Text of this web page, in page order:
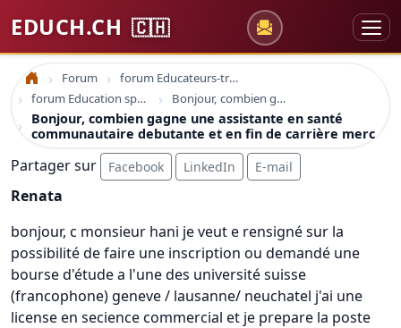
EDUCH.CH 🇨🇭
Accueil Forum
forum Educateurs-trices sociaux
forum Education spécialisée formation
Bonjour, combien gagne une assistante en santé communautaire debutante et en fin de carrière merc
Bonjour, combien gagne une assistante en santé
communautaire debutante et en fin de carrière merc
Partager sur Facebook LinkedIn E-mail
Renata
bonjour, c monsieur hani je veut e rensigné sur la
possibilité de faire une inscription ou demandé une
bourse d'étude a l'une des université suisse
(francophone) geneve / lausanne/ neuchatel j'ai une
license en secience commercial et je prepare la poste